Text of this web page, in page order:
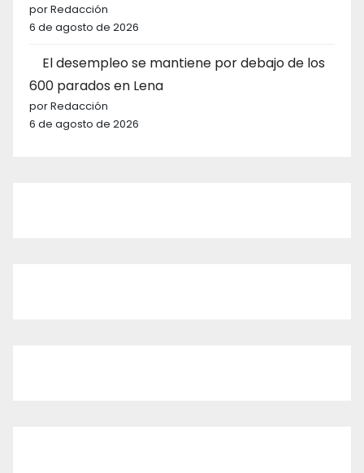
por Redacción
6 de agosto de 2026
El desempleo se mantiene por debajo de los
600 parados en Lena
por Redacción
6 de agosto de 2026